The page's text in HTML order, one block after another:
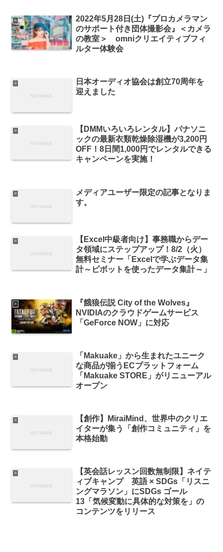
it
2022年5月28日(土)『プロカメラマン
のサポート付き団体撮影会』＜カメラ
の教室＞ omniクリエイティブフィ
ルター体験会
it
日本オーディオ協会は創立70周年を
迎えました
it
【DMMいろいろレンタル】パナソニ
ックの最新衣類乾燥除湿機が3,200円
OFF！8日間1,000円でレンタルできる
キャンペーンを実施！
it
メディアユーザー限定の記事となりま
す。
it
【Excel中級者向け】事務職からデー
タ領域にステップアップ！8/2（火）
無料セミナー「Excelで学ぶデータ集
計～ピボットを使ったデータ集計～」
it
『餓狼伝説 City of the Wolves』
NVIDIAのクラウドゲームサービス
「GeForce NOW」に対応
it
「Makuake」から生まれたユニーク
な商品が揃うECプラットフォーム
「Makuake STORE」がリニューアル
オープン
it
【創作】MiraiMind、世界中のクリエ
イターが集う「創作コミュニティ」を
本格始動
it
【英会話レッスン回数無制限】ネイテ
ィブキャンプ 英語 × SDGs「リスニ
ングマラソン」にSDGs ゴール
13「気候変動に具体的な対策を」の
コンテンツをリリース